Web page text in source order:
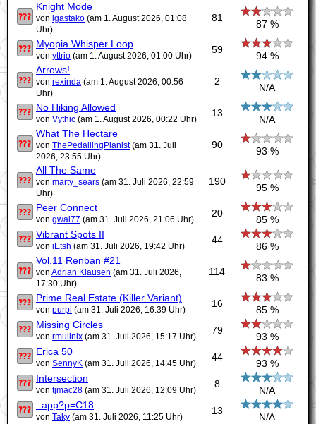
Knight Mode
von lgastako (am 1. August 2026, 01:08
Uhr)
81
87 %
Myopia Whisper Loop
von yttrio (am 1. August 2026, 01:00 Uhr)
59
94 %
Arrows!
von rexinda (am 1. August 2026, 00:56
Uhr)
2
N/A
No Hiking Allowed
von Vythic (am 1. August 2026, 00:22 Uhr)
13
N/A
What The Hectare
von ThePedallingPianist(am 31. Juli
2026, 23:55 Uhr)
90
93 %
All The Same
von marty_sears (am 31. Juli 2026, 22:59
Uhr)
190
95 %
Peer Connect
von gwai77 (am 31. Juli 2026, 21:06 Uhr)
20
85 %
Vibrant Spots II
von iEtsh (am 31. Juli 2026, 19:42 Uhr)
44
86 %
Vol.11 Renban #21
von Adrian Klausen (am 31. Juli 2026,
17:30 Uhr)
114
83 %
Prime Real Estate (Killer Variant)
von purpl (am 31. Juli 2026, 16:39 Uhr)
16
85 %
Missing Circles
von rmulinix (am 31. Juli 2026, 15:17 Uhr)
79
93 %
Erica 50
von SennyK (am 31. Juli 2026, 14:45 Uhr)
44
93 %
Intersection
von tjmac28 (am 31. Juli 2026, 12:09 Uhr)
8
N/A
..app?p=C18
von Taky (am 31. Juli 2026, 11:25 Uhr)
13
N/A